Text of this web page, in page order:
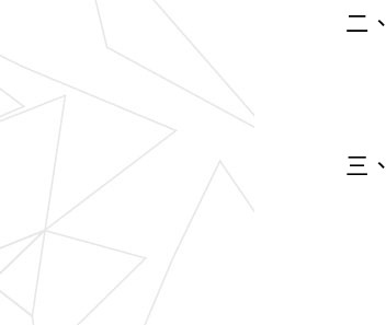
二、
三、